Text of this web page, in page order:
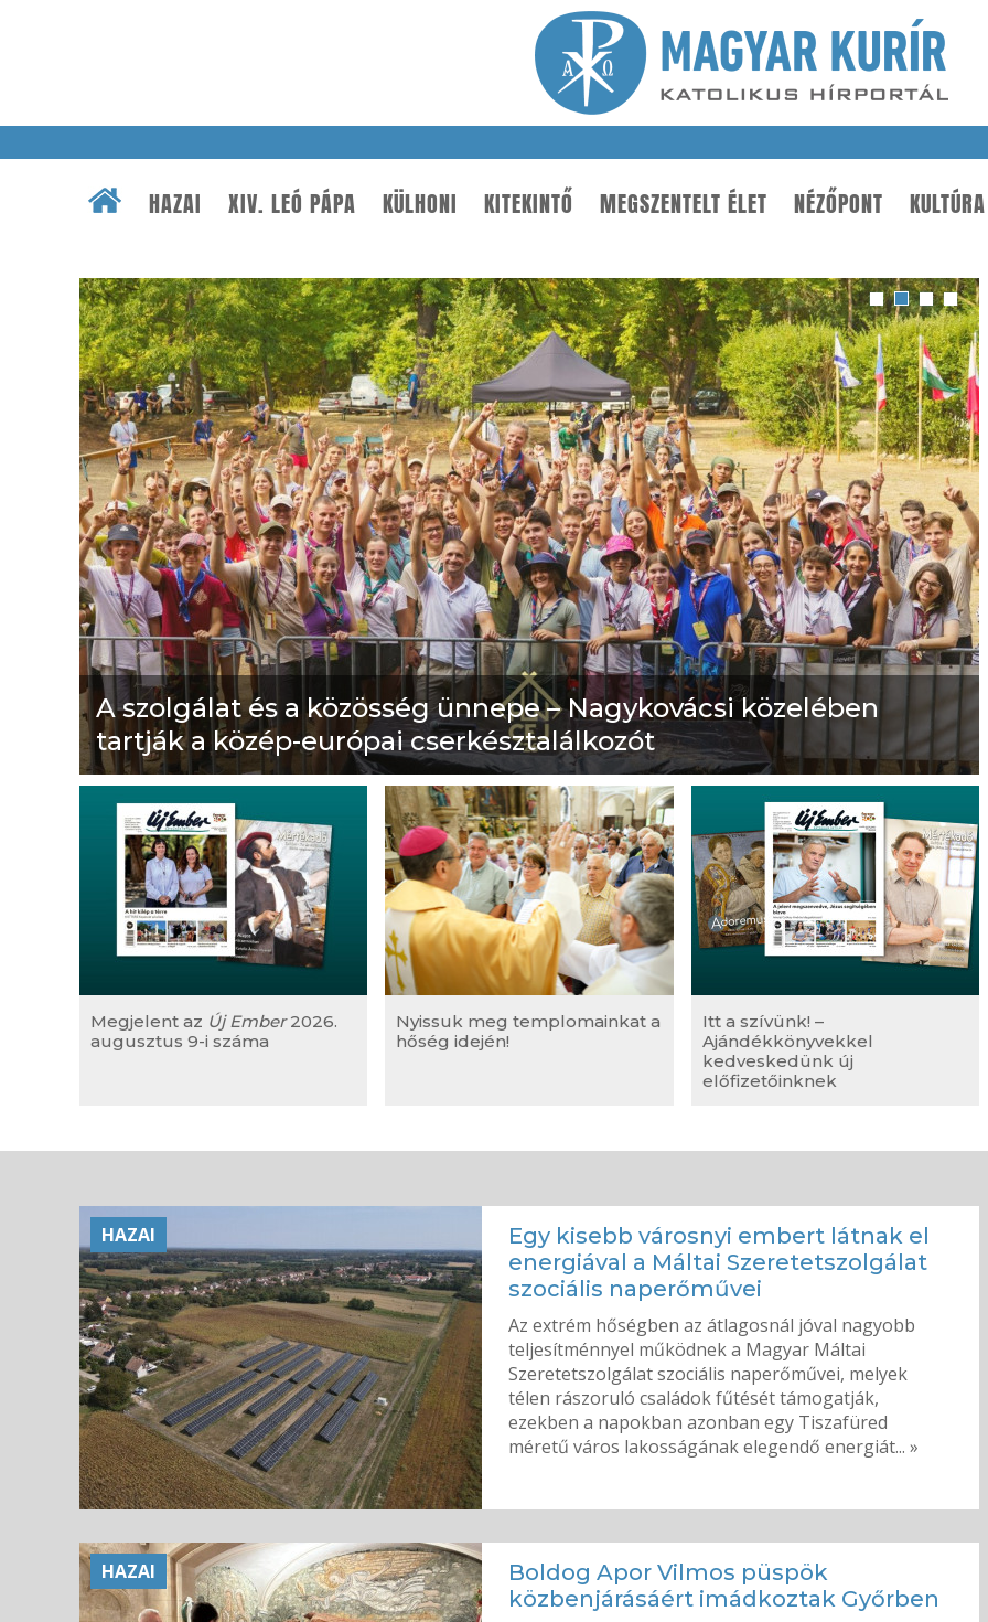
HAZAI XIV. LEÓ PÁPA KÜLHONI KITEKINTŐ MEGSZENTELT ÉLET NÉZŐPONT KULTÚRA
A szolgálat és a közösség ünnepe – Nagykovácsi közelében
tartják a közép-európai cserkésztalálkozót
Megjelent az Új Ember2026.
augusztus 9-i száma
Nyissuk meg templomainkat a
hőség idején!
Itt a szívünk! –
Ajándékkönyvekkel
kedveskedünk új
előfizetőinknek
Egy kisebb városnyi embert látnak el
energiával a Máltai Szeretetszolgálat
szociális naperőművei
Az extrém hőségben az átlagosnál jóval nagyobb
teljesítménnyel működnek a Magyar Máltai
Szeretetszolgálat szociális naperőművei, melyek
télen rászoruló családok fűtését támogatják,
ezekben a napokban azonban egy Tiszafüred
méretű város lakosságának elegendő energiát... »
HAZAI
Boldog Apor Vilmos püspök
közbenjárásáért imádkoztak Győrben
HAZAI